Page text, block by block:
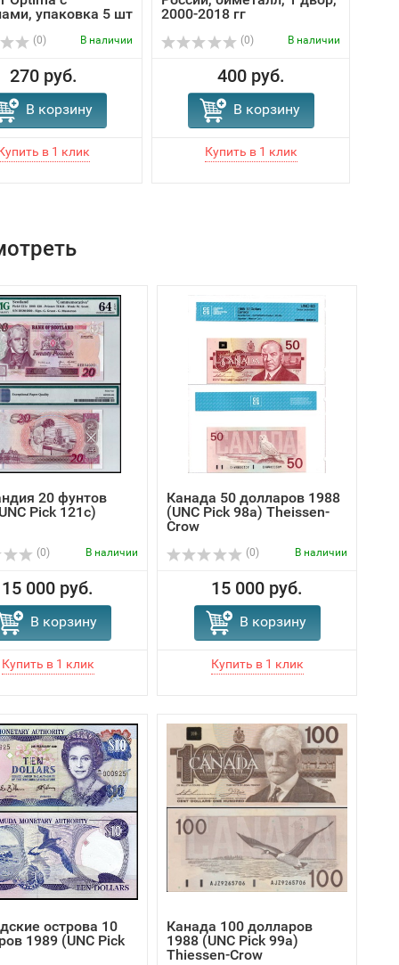
упаковка 5 шт
(0) В наличии
270 руб.
В корзину
2000-2018 гг
(0) В наличии
400 руб.
В корзину
20 фунтoв
Pick 121c)
(0) В наличии
15 000 руб.
В корзину
Канада 50 долларов 1988
(UNC Pick 98a) Theissen-
Crow
(0) В наличии
15 000 руб.
В корзину
острова 10
1989 (UNC Pick
Канада 100 долларов
1988 (UNC Pick 99a)
Thiessen-Crow